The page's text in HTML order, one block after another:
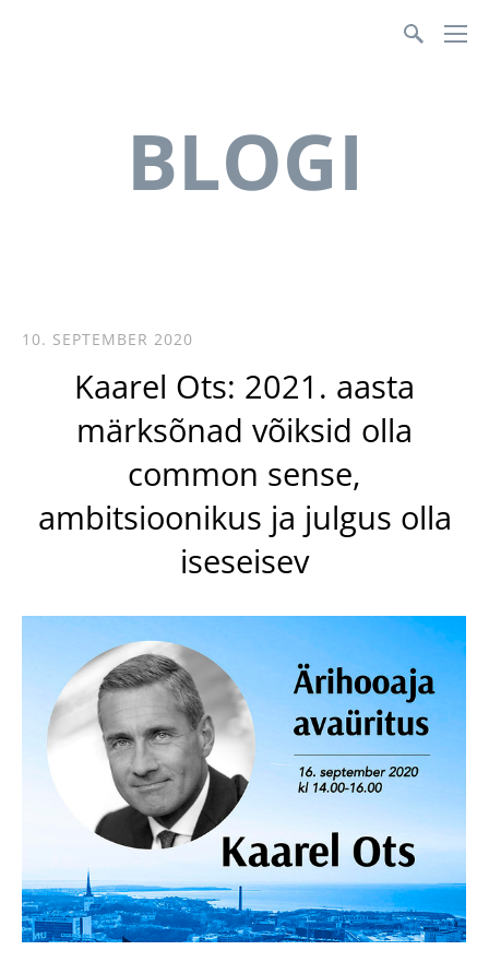
BLOGI
10. SEPTEMBER 2020
Kaarel Ots: 2021. aasta
märksõnad võiksid olla
common sense,
ambitsioonikus ja julgus olla
iseseisev